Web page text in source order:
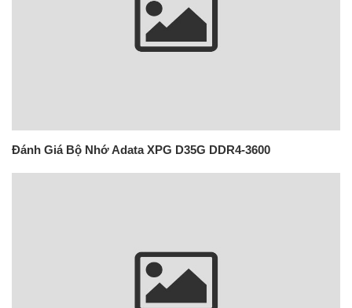
Đánh Giá Bộ Nhớ Adata XPG D35G DDR4-3600